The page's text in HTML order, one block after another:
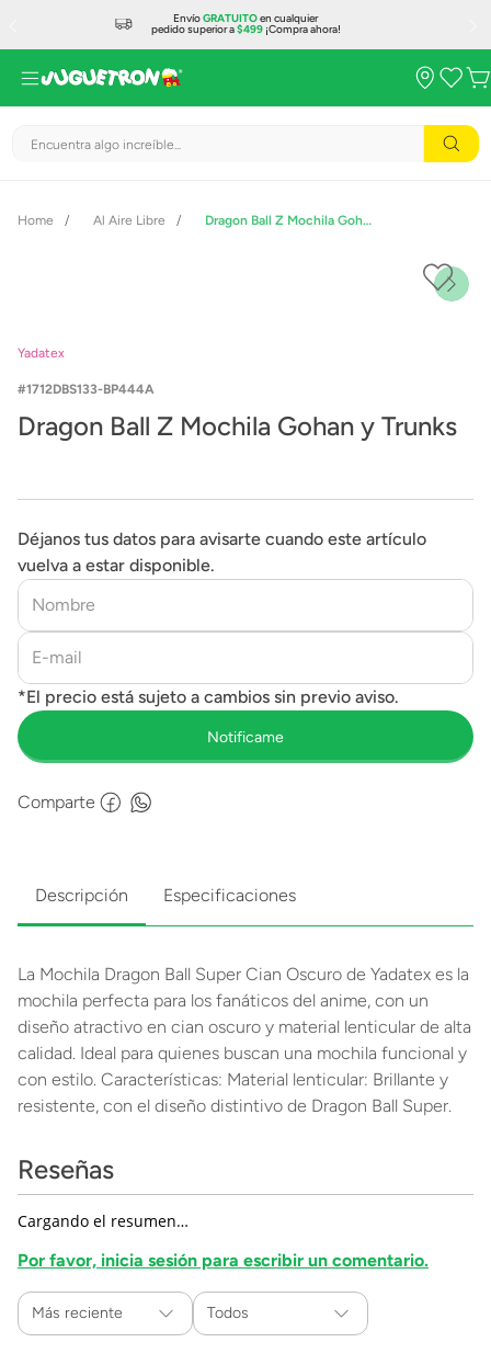
EnvíoGRATUITOen cualquier
pedido superior a$499¡Compra ahora!
Encuentra algo increíble...
Al Aire Libre Dragon Ball Z Mochila Gohan y Trunks
Yadatex
1712DBS133-BP444A
Dragon Ball Z Mochila Gohan y Trunks
Déjanos tus datos para avisarte cuando este artículo
vuelva a estar disponible.
Comparte
Descripción Especificaciones
La Mochila Dragon Ball Super Cian Oscuro de Yadatex es la
mochila perfecta para los fanáticos del anime, con un
diseño atractivo en cian oscuro y material lenticular de alta
calidad. Ideal para quienes buscan una mochila funcional y
con estilo. Características: Material lenticular: Brillante y
resistente, con el diseño distintivo de Dragon Ball Super.
Reseñas
Cargando el resumen…
Por favor, inicia sesión para escribir un comentario.
Más reciente Todos